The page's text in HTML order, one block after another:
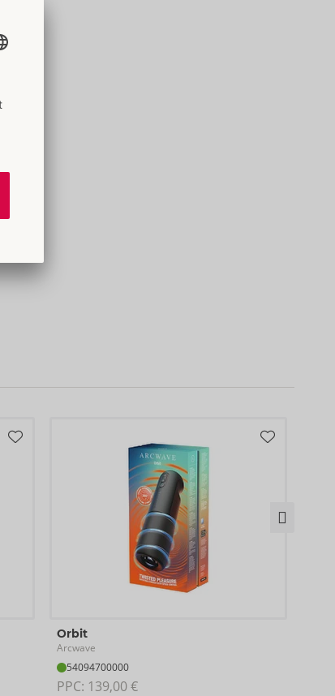
Orbit
Arcwave
54094700000
PPC: 139,00 €